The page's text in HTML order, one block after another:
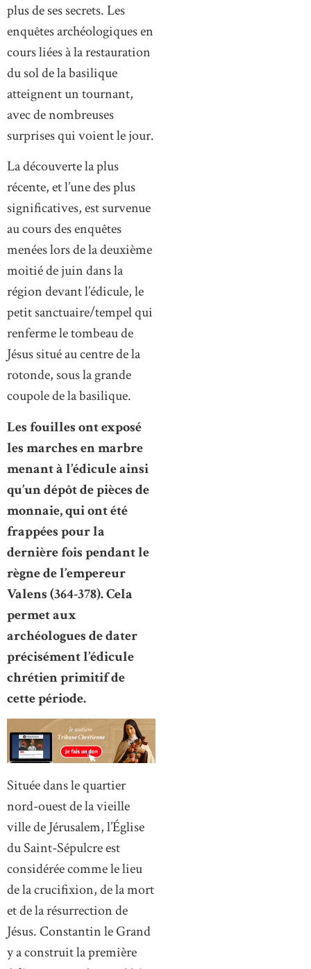
plus de ses secrets. Les
enquêtes archéologiques en
cours liées à la restauration
du sol de la basilique
atteignent un tournant,
avec de nombreuses
surprises qui voient le jour.
La découverte la plus
récente, et l’une des plus
significatives, est survenue
au cours des enquêtes
menées lors de la deuxième
moitié de juin dans la
région devant l’édicule, le
petit sanctuaire/tempel qui
renferme le tombeau de
Jésus situé au centre de la
rotonde, sous la grande
coupole de la basilique.
Les fouilles ont exposé
les marches en marbre
menant à l’édicule ainsi
qu’un dépôt de pièces de
monnaie, qui ont été
frappées pour la
dernière fois pendant le
règne de l’empereur
Valens (364-378). Cela
permet aux
archéologues de dater
précisément l’édicule
chrétien primitif de
cette période.
Située dans le quartier
nord-ouest de la vieille
ville de Jérusalem, l’Église
du Saint-Sépulcre est
considérée comme le lieu
de la crucifixion, de la mort
et de la résurrection de
Jésus. Constantin le Grand
y a construit la première